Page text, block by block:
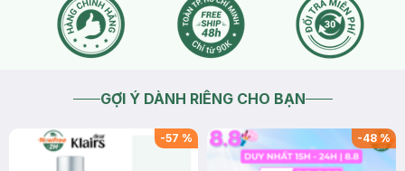
GỢI Ý DÀNH RIÊNG CHO BẠN
-57 % -48%